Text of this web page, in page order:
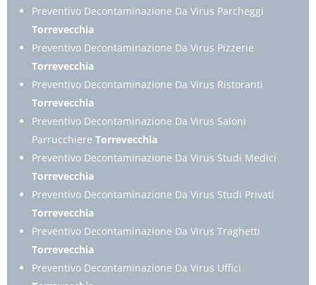
Preventivo Decontaminazione Da Virus Parcheggi
Torrevecchia
Preventivo Decontaminazione Da Virus Pizzerie
Torrevecchia
Preventivo Decontaminazione Da Virus Ristoranti
Torrevecchia
Preventivo Decontaminazione Da Virus Saloni
ParrucchiereTorrevecchia
Preventivo Decontaminazione Da Virus Studi Medici
Torrevecchia
Preventivo Decontaminazione Da Virus Studi Privati
Torrevecchia
Preventivo Decontaminazione Da Virus Traghetti
Torrevecchia
Preventivo Decontaminazione Da Virus Uffici